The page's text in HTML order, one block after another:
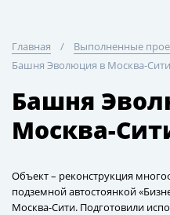
Главная
Выполненные
Башня Эволюция в Москва-Сити
Башня
Москва-
Объект – реконструкция
подземной автостоянкой
Москва-Сити. Подготовили